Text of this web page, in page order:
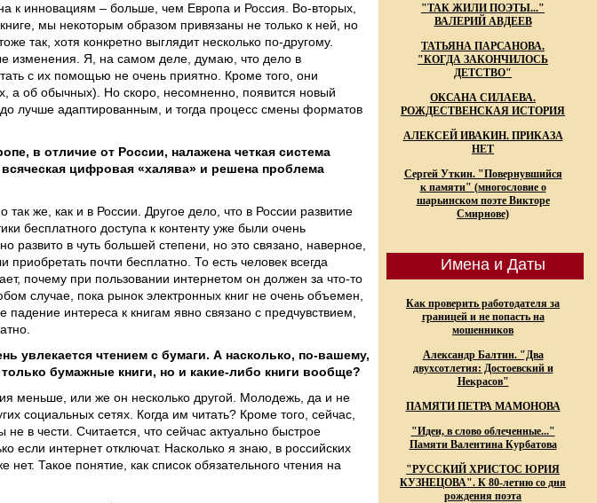
к инновациям – больше, чем Европа и Россия. Во-вторых,
мы некоторым образом привязаны не только к ней, но
так, хотя конкретно выглядит несколько по-другому.
изменения. Я, на самом деле, думаю, что дело в
с их помощью не очень приятно. Кроме того, они
а об обычных). Но скоро, несомненно, появится новый
лучше адаптированным, и тогда процесс смены форматов
в отличие от России, налажена четкая система
цифровая «халява» и решена проблема
же, как и в России. Другое дело, что в России развитие
бесплатного доступа к контенту уже были очень
развито в чуть большей степени, но это связано, наверное,
почти бесплатно. То есть человек всегда
почему при пользовании интернетом он должен за что-то
случае, пока рынок электронных книг не очень объемен,
интереса к книгам явно связано с предчувствием,
увлекается чтением с бумаги. А насколько, по-вашему,
бумажные книги, но и какие-либо книги вообще?
меньше, или же он несколько другой. Молодежь, да и не
социальных сетях. Когда им читать? Кроме того, сейчас,
в чести. Считается, что сейчас актуально быстрое
если интернет отключат. Насколько я знаю, в российских
Такое понятие, как список обязательного чтения на
"ТАК ЖИЛИ ПОЭТЫ..."
ВАЛЕРИЙ АВДЕЕВ
ТАТЬЯНА ПАРСАНОВА.
"КОГДА ЗАКОНЧИЛОСЬ
ДЕТСТВО"
ОКСАНА СИЛАЕВА.
РОЖДЕСТВЕНСКАЯ ИСТОРИЯ
АЛЕКСЕЙ ИВАКИН. ПРИКАЗА
НЕТ
Сергей Уткин. "Повернувшийся
к памяти" (многословие о
шарьинском поэте Викторе
Смирнове)
Имена и Даты
Как проверить работодателя за
границей и не попасть на
мошенников
Александр Балтин. "Два
двухсотлетия: Достоевский и
Некрасов"
ПАМЯТИ ПЕТРА МАМОНОВА
"Идеи, в слово облеченные..."
Памяти Валентина Курбатова
"РУССКИЙ ХРИСТОС ЮРИЯ
КУЗНЕЦОВА". К 80-летию со дня
рождения поэта